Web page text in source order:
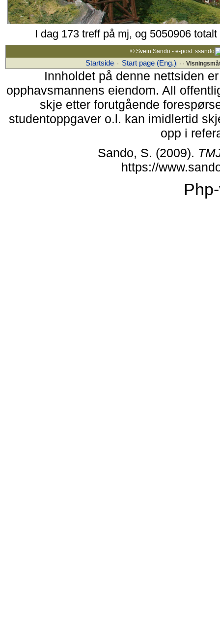
I dag 173 treff på mj, og 5050906
© Svein Sando - e-post: ssando
Startside · Start page (Eng.) · ·
Innholdet på denne nettsiden
opphavsmannens eiendom. All
skje etter forutgående
studentoppgaver o.l. kan imidlertid
opp i
Sando, S. (2009).
https://